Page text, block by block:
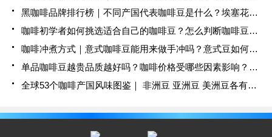
黑咖啡品牌排行榜｜不同产国代表咖啡豆是什么？埃塞花魁巴拿马瑰夏牙买加蓝山法咖啡风味特点介绍
咖啡初学者如何挑选适合自己的咖啡豆？怎么判断咖啡豆新鲜程度？10大世界著名咖啡品牌是哪些？
咖啡冲煮方式｜意式咖啡豆能用来做手冲吗？意式豆如何做出好喝的手冲黑咖啡？
单品咖啡豆越贵品质越好吗？咖啡价格受哪些因素影响？蓝山咖啡翡翠红标为什么贵？
全球53个咖啡产国风味图鉴｜ 非洲豆 亚洲豆 美洲豆各有哪些特色？咖啡小白如何挑选手冲咖啡豆